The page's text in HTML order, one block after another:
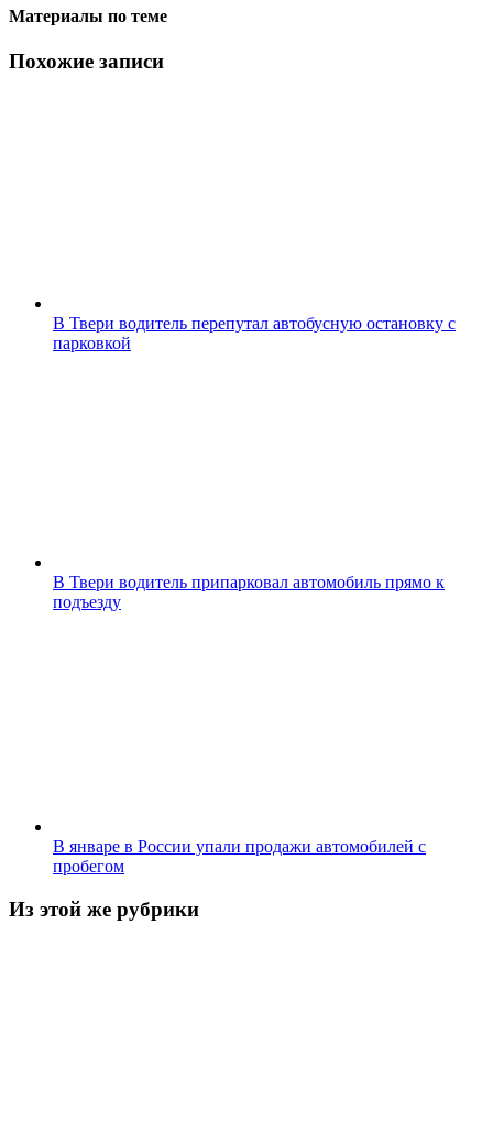
Материалы по теме
Похожие записи
В Твери водитель перепутал автобусную остановку с
парковкой
В Твери водитель припарковал автомобиль прямо к
подъезду
В январе в России упали продажи автомобилей с
пробегом
Из этой же рубрики